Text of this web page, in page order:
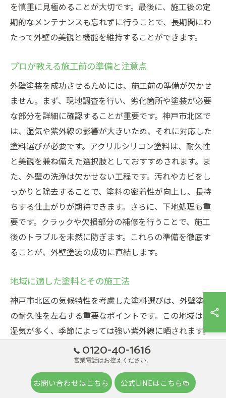
を慎重に見極めることが大切です。最後に、施工後の定
期的なメンテナンスも忘れずに行うことで、長期間にわ
たって外壁の美観と機能を維持することができます。
プロが教える施工前の準備と注意点
外壁塗装を成功させるためには、施工前の準備が欠かせ
ません。まず、現地調査を行い、劣化箇所や塗装が必要
な部分を詳細に確認することが重要です。神戸市北区で
は、湿気や紫外線の影響が大きいため、それに対応した
塗料選びが必要です。アクリルシリコン塗料は、耐久性
と美観を兼ね備えた選択肢としておすすめされます。ま
た、外壁の洗浄は欠かせない工程です。汚れやカビをし
っかりと除去することで、塗料の密着性が向上し、長持
ちする仕上がりが期待できます。さらに、下地処理も重
要です。クラックや欠損部分の補修を行うことで、施工
後のトラブルを未然に防ぎます。これらの準備を徹底す
ることが、外壁塗装の成功に直結します。
地域に適した塗料とその施工法
神戸市北区の気候特性を考慮した塗料選びは、外壁塗装
の耐久性を左右する重要なポイントです。この地域は、
湿気が多く、季節によっては強い紫外線に晒されます。
こうした条件を踏まえ、アクリルシリコン塗料を使用す
ることが効果的です。この塗料は、優れた耐候性と耐久
性を持ち、色褪せしにくい特性があります。また、施工
法としては、塗装面をしっかりと乾燥させた後に、均一
0120-40-1616
営業電話はお控えください。
お問い合わせはこちら 公式LINEはこちら